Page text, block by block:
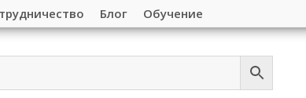
Блог Обучение